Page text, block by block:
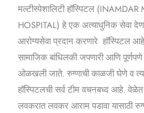
मल्टीस्पेशालिटी हॉस्पिटल (INAMDAR
HOSPITAL) हे एक अत्याधुनिक सेवा
आरोग्यसेवा प्रदान करणारे हॉस्पिटल
सामाजिक बांधिलकी जपणारी आणि
ओळखली जाते. रुग्णाची काळजी घेणे व
हॉस्पिटलची सर्व टीम वचनबध्द आहे.
लवकरात लवकर आराम पडावा यासाठी